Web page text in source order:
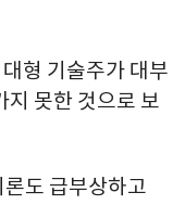
형 기술주가 대부
지 못한 것으로 보
도 급부상하고